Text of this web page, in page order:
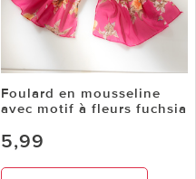
Foulard en mousseline
avec motif à fleurs fuchsia
5,99